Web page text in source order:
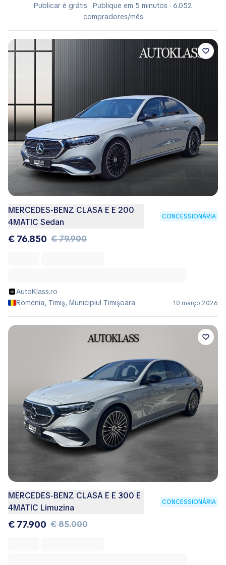
Publicar é grátis · Publique em 5 minutos · 6.052
compradores/mês
MERCEDES-BENZ CLASA E E 200
4MATIC Sedan
CONCESSIONÁRIA
€ 76.850 € 79.900
AutoKlass.ro
Roménia, Timiş, Municipiul Timişoara
10 março 2026
MERCEDES-BENZ CLASA E E 300 E
4MATIC Limuzina
CONCESSIONÁRIA
€ 77.900 € 85.000